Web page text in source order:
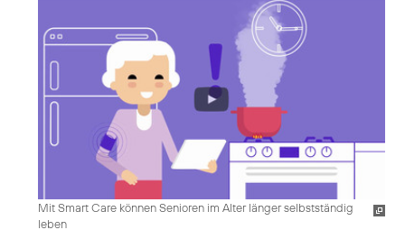
Mit Smart Care können Senioren im Alter länger selbstständig
leben